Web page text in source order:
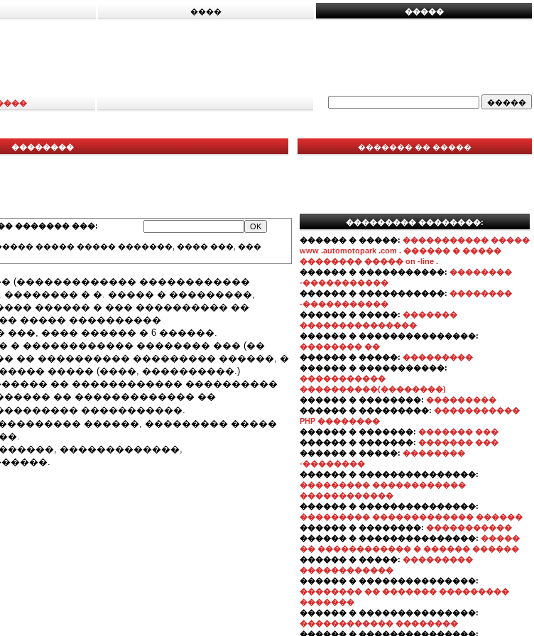
���� �����
��������
������� ���:
����� ����� �������, ���� ���, ���
(������������� ������������
� �. ����� � ���������,
������ � ��� ���������� ��
����� ����������
���� ������ � 6 ������.
� ������������ �������� ��� (��
�� ���������� ��������� ������, �
����� (����, ����������.)
�� ������������ ����������
�� ������������� ��
�����������.
������, ��������� �����
�������������,
������� �� �����
��������� ��������:
������ � �����: ����������� �����
www .automotopark .com . ������ � �����
�������� ����� on -line .
������ � �����������: ��������
-�����������
������ � �����������: ��������
-�����������
������ � �����: �������
���������������
������ � ���������������:
�������� ��
������ � �����: ���������
������ � �����������:
�����������
����������(��������)
������ � ��������: ���������
������ � ���������: �����������
PHP ��������
������ � �������: ������� ���
������ � �������: ������� ���
������ � �����: ��������
-��������
������ � ���������������:
��������� ������������
������������
������ � ���������������:
��������� ������������� ������
������ � ��������: �����������
������ � ���������������: �����
�� ������������ � ������ ������
������ � �����: ���������
������������
������ � ���������������:
�������� �� ������� ���������
�������
������ � ���������������:
������������ ��������
������ � ���������������: